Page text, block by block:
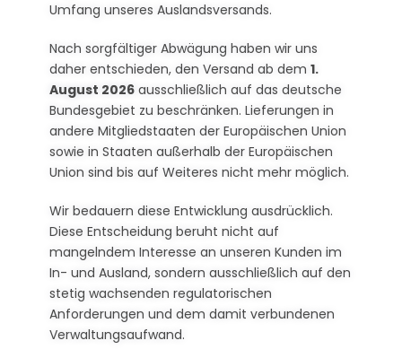
Umfang unseres Auslandsversands.
Nach sorgfältiger Abwägung haben wir uns
daher entschieden, den Versand ab dem 1.
August 2026ausschließlich auf das deutsche
Bundesgebiet zu beschränken. Lieferungen in
andere Mitgliedstaaten der Europäischen Union
sowie in Staaten außerhalb der Europäischen
Union sind bis auf Weiteres nicht mehr möglich.
Wir bedauern diese Entwicklung ausdrücklich.
Diese Entscheidung beruht nicht auf
mangelndem Interesse an unseren Kunden im
In- und Ausland, sondern ausschließlich auf den
stetig wachsenden regulatorischen
Anforderungen und dem damit verbundenen
Verwaltungsaufwand.